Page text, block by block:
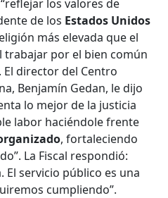
los valores de
de los Estados Unidos
más elevada que el
trabajar por el bien común
El director del Centro
Benjamín Gedan, le dijo
lo mejor de la justicia
labor haciéndole frente
, fortaleciendo
La Fiscal respondió:
El servicio público es una
cumpliendo”.